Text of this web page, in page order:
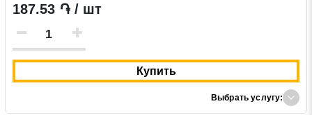
187.53 ֏ / шт
Купить
Выбрать услугу: